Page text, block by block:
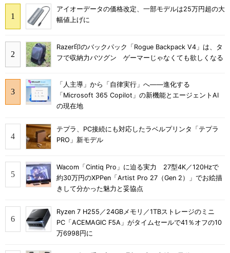
アイオーデータの価格改定、一部モデルは25万円超の大
幅値上げに
Razer印のバックパック「Rogue Backpack V4」は、タ
フで収納力バツグン ゲーマーじゃなくても欲しくなる
「人主導」から「自律実行」へ――進化する
「Microsoft 365 Copilot」の新機能とエージェントAI
の現在地
テプラ、PC接続にも対応したラベルプリンタ「テプラ
PRO」新モデル
Wacom「Cintiq Pro」に迫る実力 27型4K／120Hzで
約30万円のXPPen「Artist Pro 27（Gen 2）」でお絵描
きして分かった魅力と妥協点
Ryzen 7 H255／24GBメモリ／1TBストレージのミニ
PC「ACEMAGIC F5A」がタイムセールで41％オフの10
万6998円に